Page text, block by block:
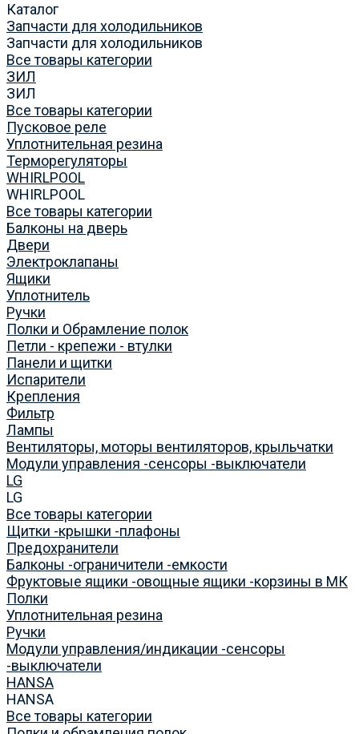
Каталог
Запчасти для холодильников
Запчасти для холодильников
Все товары категории
ЗИЛ
ЗИЛ
Все товары категории
Пусковое реле
Уплотнительная резина
Терморегуляторы
WHIRLPOOL
WHIRLPOOL
Все товары категории
Балконы на дверь
Двери
Электроклапаны
Ящики
Уплотнитель
Ручки
Полки и Обрамление полок
Петли - крепежи - втулки
Панели и щитки
Испарители
Крепления
Фильтр
Лампы
Вентиляторы, моторы вентиляторов, крыльчатки
Модули управления -сенсоры -выключатели
LG
LG
Все товары категории
Щитки -крышки -плафоны
Предохранители
Балконы -ограничители -емкости
Фруктовые ящики -овощные ящики -корзины в МК
Полки
Уплотнительная резина
Ручки
Модули управления/индикации -сенсоры
-выключатели
HANSA
HANSA
Все товары категории